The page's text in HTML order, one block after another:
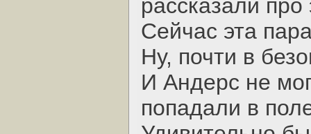
рассказали про
Сейчас эта
Ну, почти в
И Андерс не
попадали в